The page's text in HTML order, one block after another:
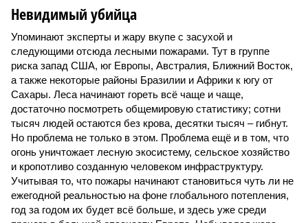
Невидимый убийца
Упоминают эксперты и жару вкупе с засухой и
следующими отсюда лесными пожарами. Тут в группе
риска запад США, юг Европы, Австралия, Ближний Восток,
а также некоторые районы Бразилии и Африки к югу от
Сахары. Леса начинают гореть всё чаще и чаще,
достаточно посмотреть общемировую статистику; сотни
тысяч людей остаются без крова, десятки тысяч – гибнут.
Но проблема не только в этом. Проблема ещё и в том, что
огонь уничтожает лесную экосистему, сельское хозяйство
и кропотливо созданную человеком инфраструктуру.
Учитывая то, что пожары начинают становиться чуть ли не
ежегодной реальностью на фоне глобального потепления,
год за годом их будет всё больше, и здесь уже среди